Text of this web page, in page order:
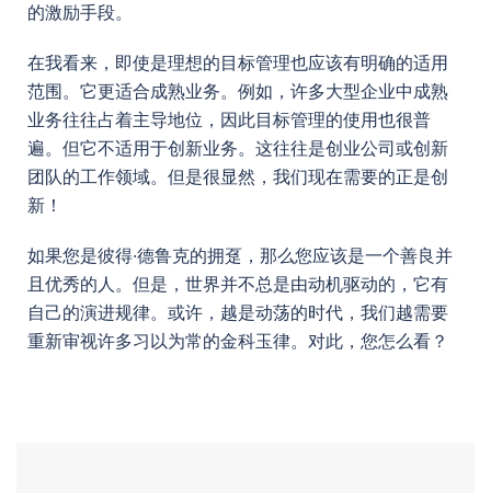
的激励手段。
在我看来，即使是理想的目标管理也应该有明确的适用
范围。它更适合成熟业务。例如，许多大型企业中成熟
业务往往占着主导地位，因此目标管理的使用也很普
遍。但它不适用于创新业务。这往往是创业公司或创新
团队的工作领域。但是很显然，我们现在需要的正是创
新！
如果您是彼得·德鲁克的拥趸，那么您应该是一个善良并
且优秀的人。但是，世界并不总是由动机驱动的，它有
自己的演进规律。或许，越是动荡的时代，我们越需要
重新审视许多习以为常的金科玉律。对此，您怎么看？